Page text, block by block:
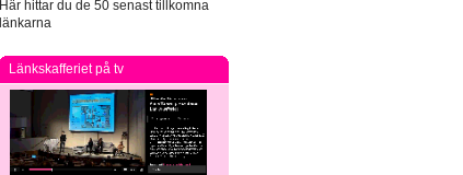
Här hittar du de 50 senast tillkomna
länkarna
Länkskafferiet på tv